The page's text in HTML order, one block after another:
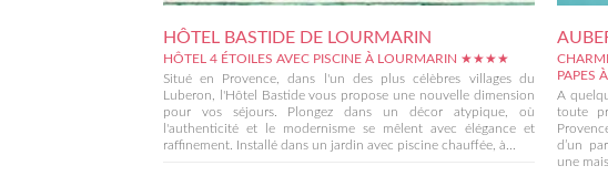
HÔTEL BASTIDE DE LOURMARIN
HÔTEL 4 ÉTOILES AVEC PISCINE À LOURMARIN ★★★★
Situé en Provence, dans l'un des plus célèbres villages du
Luberon, l'Hôtel Bastide vous propose une nouvelle dimension
pour vos séjours. Plongez dans un décor atypique, où
l'authenticité et le modernisme se mêlent avec élégance et
raffinement. Installé dans un jardin avec piscine chauffée, à...
A
toute
d’un
une